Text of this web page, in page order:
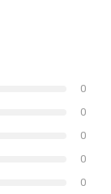
0
0
0
0
0